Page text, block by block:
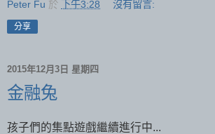
Peter Fu 於 下午3:28 沒有留言:
分享
2015年12月3日 星期四
金融兔
孩子們的集點遊戲繼續進行中...